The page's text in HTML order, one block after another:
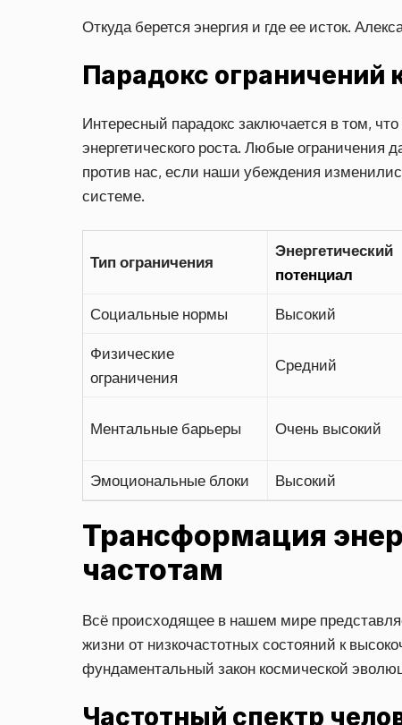
Откуда берется энергия и где ее исток.
Парадокс ограничений
Интересный парадокс заключается в том,
энергетического роста. Любые ограничения
против нас, если наши убеждения
системе.
Тип ограничения
Энергетический
потенциал
Социальные нормы Высокий
Физические
ограничения
Средний
Ментальные барьеры Очень высокий
Эмоциональные блоки Высокий
Трансформация
частотам
Всё происходящее в нашем мире
жизни от низкочастотных состояний к
фундаментальный закон космической
Частотный спектр